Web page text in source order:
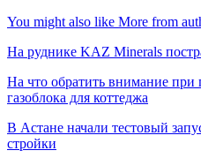
You might also like More from
На руднике KAZ Minerals
На что обратить внимание при
газоблока для коттеджа
В Астане начали тестовый
стройки